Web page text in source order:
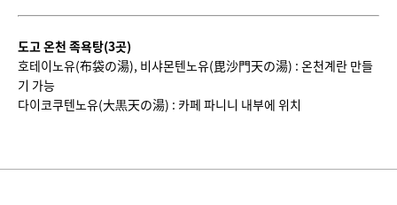
도고 온천 족욕탕(3곳)
호테이노유(布袋の湯), 비샤몬텐노유(毘沙門天の湯) : 온천계란 만들
기 가능
다이코쿠텐노유(大黒天の湯) : 카페 파니니 내부에 위치